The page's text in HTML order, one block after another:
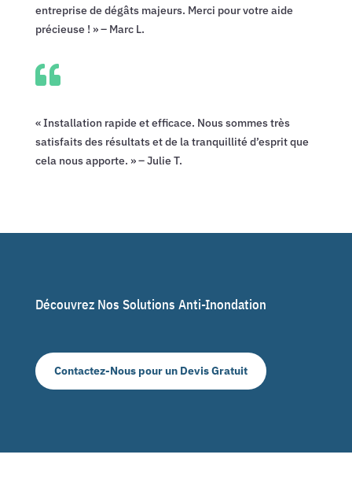
entreprise de dégâts majeurs. Merci pour votre aide
précieuse ! » – Marc L.

« Installation rapide et efficace. Nous sommes très
satisfaits des résultats et de la tranquillité d’esprit que
cela nous apporte. » – Julie T.
Découvrez Nos Solutions Anti-Inondation
Contactez-Nous pour un Devis Gratuit